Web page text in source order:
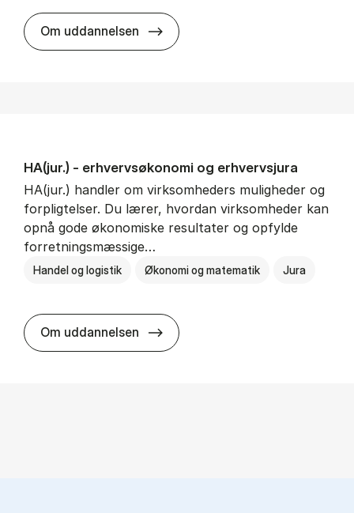
Om uddannelsen HA al­men erhvervs­økonomi
HA(jur.) - erhvervs­økonomi og erhvervs­jura
HA(jur.) handler om virksomheders muligheder og
forpligtelser. Du lærer, hvordan virksomheder kan
opnå gode økonomiske resultater og opfylde
forretningsmæssige…
Handel og logistik Økonomi og matematik Jura
Om uddannelsen HA(jur.) - erhvervs­økonomi og